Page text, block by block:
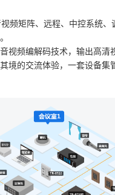
频矩阵、远程、中控系统
视频编解码技术，输出高
境的交流体验，一套设备